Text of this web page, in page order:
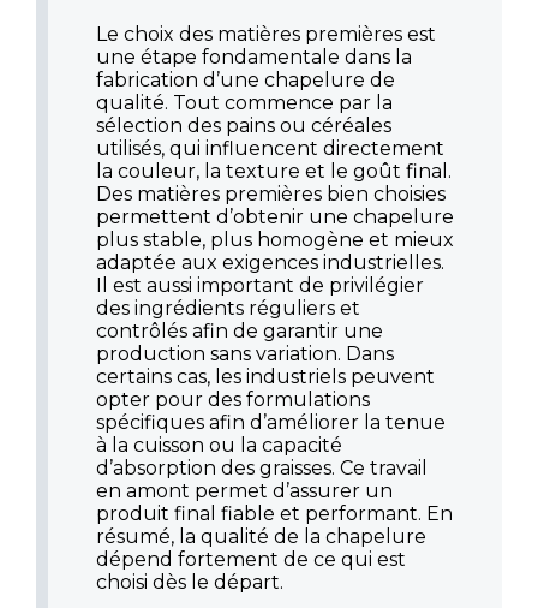
Le choix des matières premières est
une étape fondamentale dans la
fabrication d’une chapelure de
qualité. Tout commence par la
sélection des pains ou céréales
utilisés, qui influencent directement
la couleur, la texture et le goût final.
Des matières premières bien choisies
permettent d’obtenir une chapelure
plus stable, plus homogène et mieux
adaptée aux exigences industrielles.
Il est aussi important de privilégier
des ingrédients réguliers et
contrôlés afin de garantir une
production sans variation. Dans
certains cas, les industriels peuvent
opter pour des formulations
spécifiques afin d’améliorer la tenue
à la cuisson ou la capacité
d’absorption des graisses. Ce travail
en amont permet d’assurer un
produit final fiable et performant. En
résumé, la qualité de la chapelure
dépend fortement de ce qui est
choisi dès le départ.